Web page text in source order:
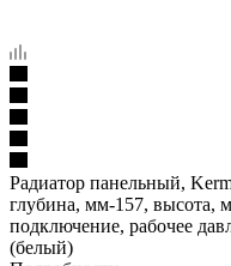
Радиатор панельный,
глубина, мм-157, высота,
подключение, рабочее
(белый)